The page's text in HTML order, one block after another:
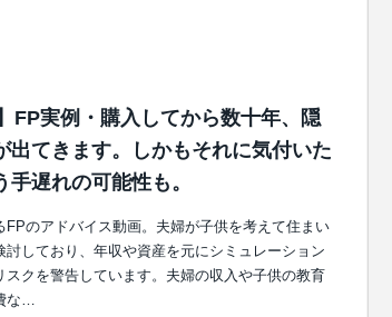
FP実例・購入してから数十年、隠
出てきます。しかもそれに気付いた
手遅れの可能性も。
FPのアドバイス動画。夫婦が子供を考えて住まい
討しており、年収や資産を元にシミュレーション
スクを警告しています。夫婦の収入や子供の教育
な…